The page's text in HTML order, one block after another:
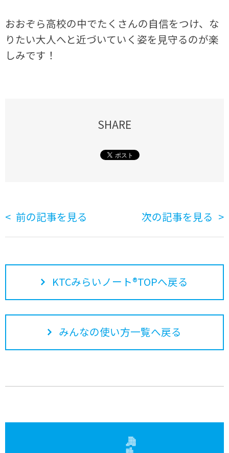
おおぞら高校の中でたくさんの自信をつけ、な
りたい大人へと近づいていく姿を見守るのが楽
しみです！
SHARE
前の記事を見る 次の記事を見る
KTCみらいノート®TOPへ戻る
みんなの使い方一覧へ戻る